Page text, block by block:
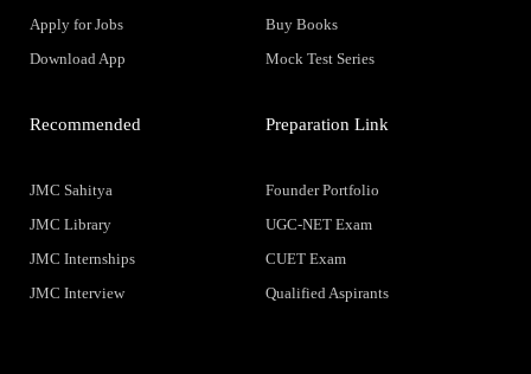
Apply for Jobs
Download App
Buy Books
Mock Test Series
Recommended
JMC Sahitya
JMC Library
JMC Internships
JMC Interview
Preparation Link
Founder Portfolio
UGC-NET Exam
CUET Exam
Qualified Aspirants